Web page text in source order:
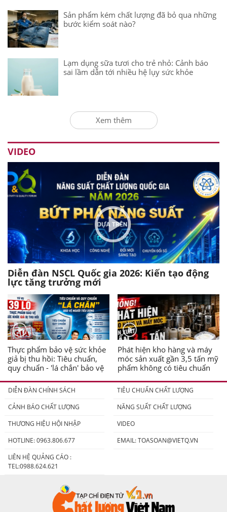
Sản phẩm kém chất lượng đã bỏ qua những
bước kiểm soát nào?
Lạm dụng sữa tươi cho trẻ nhỏ: Cảnh báo
sai lầm dẫn tới nhiều hệ lụy sức khỏe
Xem thêm
VIDEO
Diễn đàn NSCL Quốc gia 2026: Kiến tạo động
lực tăng trưởng mới
Thực phẩm bảo vệ sức khỏe
giả bị thu hồi: Tiêu chuẩn,
quy chuẩn - 'lá chắn' bảo vệ
Phát hiện kho hàng và máy
móc sản xuất gần 3,5 tấn mỹ
phẩm không có tiêu chuẩn
DIỄN ĐÀN CHÍNH SÁCH
TIÊU CHUẨN CHẤT LƯỢNG
CẢNH BÁO CHẤT LƯỢNG
NĂNG SUẤT CHẤT LƯỢNG
THƯƠNG HIỆU HỘI NHẬP
VIDEO
HOTLINE: 0963.806.677
EMAIL:TOASOAN@VIETQ.VN
LIÊN HỆ QUẢNG CÁO :
TEL:0988.624.621